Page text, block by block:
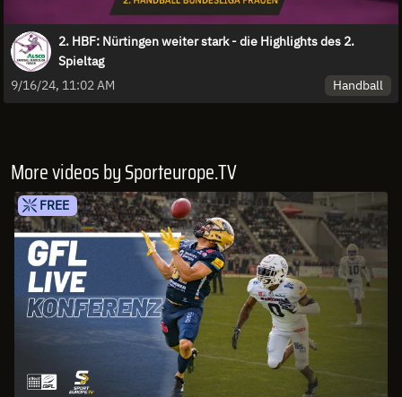
2. HBF: Nürtingen weiter stark - die Highlights des 2.
Spieltag
9/16/24, 11:02 AM
Handball
More videos by Sporteurope.TV
FREE